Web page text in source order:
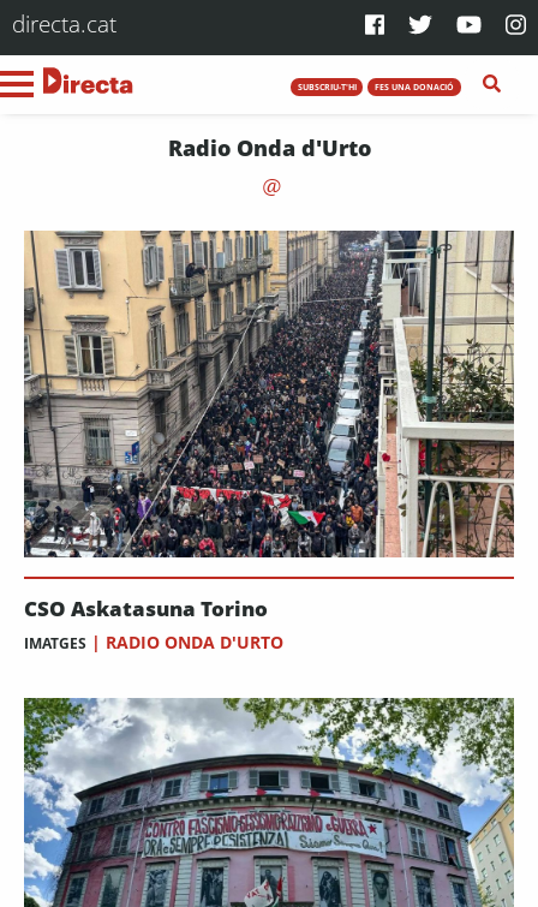
directa.cat
SUBSCRIU-T'HI FES UNA DONACIÓ
Radio Onda d'Urto
CSO Askatasuna Torino
IMATGES | RADIO ONDA D'URTO